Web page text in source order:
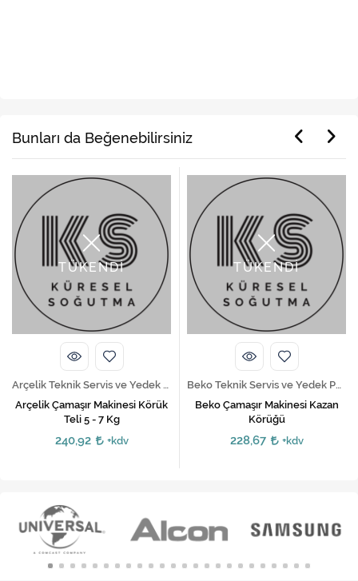
Bunları da Beğenebilirsiniz
TÜKENDİ
Arçelik Teknik Servis ve Yedek Parça Hizmetleri
Arçelik Çamaşır Makinesi Körük
Teli 5 - 7 Kg
240,92 +kdv
TÜKENDİ
Beko Teknik Servis ve Yedek Parça Hizmetleri
Beko Çamaşır Makinesi Kazan
Körüğü
228,67 +kdv